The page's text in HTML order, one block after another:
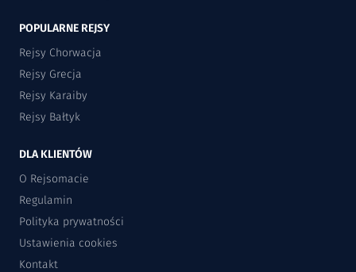
POPULARNE REJSY
Rejsy Chorwacja
Rejsy Grecja
Rejsy Karaiby
Rejsy Bałtyk
DLA KLIENTÓW
O Rejsomacie
Regulamin
Polityka prywatności
Ustawienia cookies
Kontakt